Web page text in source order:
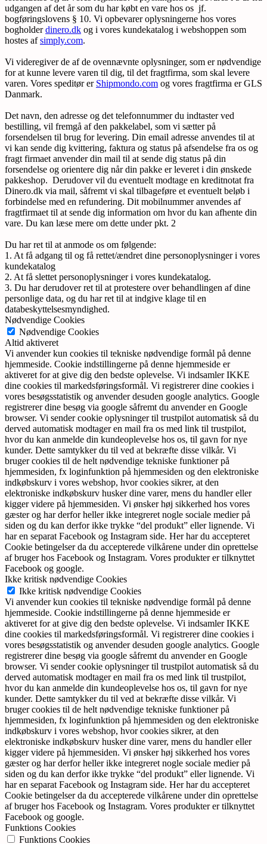
udgangen af det år som du har købt en vare hos os jf.
bogføringslovens § 10. Vi opbevarer oplysningerne hos vores
bogholderdinero.dk og i vores kundekatalog i webshoppen som
hostes afsimply.com.
Vi videregiver de af de ovennævnte oplysninger, som er nødvendige
for at kunne levere varen til dig, til det fragtfirma, som skal levere
varen. Vores speditør er Shipmondo.com og vores fragtfirma er GLS
Danmark.
Det navn, den adresse og det telefonnummer du indtaster ved
bestilling, vil fremgå af den pakkelabel, som vi sætter på
forsendelsen til brug for levering. Din email adresse anvendes til at
vi kan sende dig kvittering, faktura og status på afsendelse fra os og
fragt firmaet anvender din mail til at sende dig status på din
forsendelse og orientere dig når din pakke er leveret i din ønskede
pakkeshop. Derudover vil du eventuelt modtage en kreditnotat fra
Dinero.dk via mail, såfremt vi skal tilbageføre et eventuelt beløb i
forbindelse med en refundering. Dit mobilnummer anvendes af
fragtfirmaet til at sende dig information om hvor du kan afhente din
vare. Du kan læse mere om dette under pkt. 2
Du har ret til at anmode os om følgende:
1. At få adgang til og få rettet/ændret dine personoplysninger i vores
kundekatalog
2. At få slettet personoplysninger i vores kundekatalog.
3. Du har derudover ret til at protestere over behandlingen af dine
personlige data, og du har ret til at indgive klage til en
databeskyttelsesmyndighed.
Nødvendige Cookies
Nødvendige Cookies
Altid aktiveret
Vi anvender kun cookies til tekniske nødvendige formål på denne
hjemmeside. Cookie indstillingerne på denne hjemmeside er
aktiveret for at give dig den bedste oplevelse. Vi indsamler IKKE
dine cookies til markedsføringsformål. Vi registrerer dine cookies i
vores besøgsstatistik og anvender desuden google analytics. Google
registrerer dine besøg via google såfremt du anvender en Google
browser. Vi sender cookie oplysninger til trustpilot automatisk så du
derved automatisk modtager en mail fra os med link til trustpilot,
hvor du kan anmelde din kundeoplevelse hos os, til gavn for nye
kunder. Dette samtykker du til ved at bekræfte disse vilkår. Vi
bruger cookies til de helt nødvendige tekniske funktioner på
hjemmesiden, fx loginfunktion på hjemmesiden og den elektroniske
indkøbskurv i vores webshop, hvor cookies sikrer, at den
elektroniske indkøbskurv husker dine varer, mens du handler eller
kigger videre på hjemmesiden. Vi ønsker høj sikkerhed hos vores
gæster og har derfor heller ikke integreret nogle sociale medier på
siden og du kan derfor ikke trykke “del produkt” eller lignende. Vi
har en separat Facebook og Instagram side. Her har du accepteret
Cookie betingelser da du accepterede vilkårene under din oprettelse
af bruger hos Facebook og Instagram. Vores produkter er tilknyttet
Facebook og google.
Ikke kritisk nødvendige Cookies
Ikke kritisk nødvendige Cookies
Vi anvender kun cookies til tekniske nødvendige formål på denne
hjemmeside. Cookie indstillingerne på denne hjemmeside er
aktiveret for at give dig den bedste oplevelse. Vi indsamler IKKE
dine cookies til markedsføringsformål. Vi registrerer dine cookies i
vores besøgsstatistik og anvender desuden google analytics. Google
registrerer dine besøg via google såfremt du anvender en Google
browser. Vi sender cookie oplysninger til trustpilot automatisk så du
derved automatisk modtager en mail fra os med link til trustpilot,
hvor du kan anmelde din kundeoplevelse hos os, til gavn for nye
kunder. Dette samtykker du til ved at bekræfte disse vilkår. Vi
bruger cookies til de helt nødvendige tekniske funktioner på
hjemmesiden, fx loginfunktion på hjemmesiden og den elektroniske
indkøbskurv i vores webshop, hvor cookies sikrer, at den
elektroniske indkøbskurv husker dine varer, mens du handler eller
kigger videre på hjemmesiden. Vi ønsker høj sikkerhed hos vores
gæster og har derfor heller ikke integreret nogle sociale medier på
siden og du kan derfor ikke trykke “del produkt” eller lignende. Vi
har en separat Facebook og Instagram side. Her har du accepteret
Cookie betingelser da du accepterede vilkårene under din oprettelse
af bruger hos Facebook og Instagram. Vores produkter er tilknyttet
Facebook og google.
Funktions Cookies
Funktions Cookies